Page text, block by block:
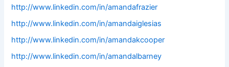
http://www.linkedin.com/in/amandafrazier
http://www.linkedin.com/in/amandaiglesias
http://www.linkedin.com/in/amandakcooper
http://www.linkedin.com/in/amandalbarney